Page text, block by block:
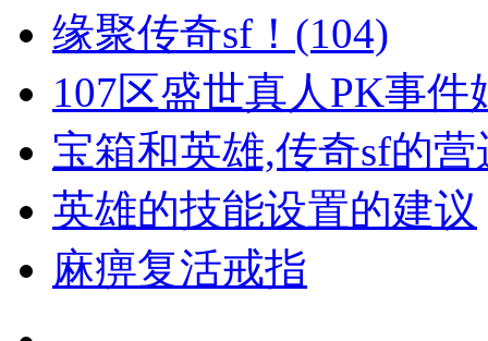
缘聚传奇sf！(104)
107区盛世真人PK事件
宝箱和英雄,传奇sf的
英雄的技能设置的建议
麻痹复活戒指